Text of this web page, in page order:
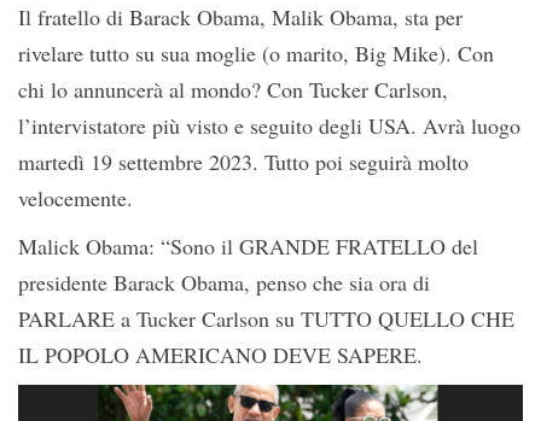
Il fratello di Barack Obama, Malik Obama, sta per
rivelare tutto su sua moglie (o marito, Big Mike). Con
chi lo annuncerà al mondo? Con Tucker Carlson,
l’intervistatore più visto e seguito degli USA. Avrà luogo
martedì 19 settembre 2023. Tutto poi seguirà molto
velocemente.
Malick Obama: “Sono il GRANDE FRATELLO del
presidente Barack Obama, penso che sia ora di
PARLARE a Tucker Carlson su TUTTO QUELLO CHE
IL POPOLO AMERICANO DEVE SAPERE.